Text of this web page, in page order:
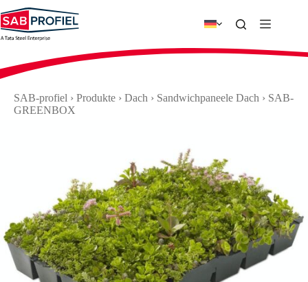
Inhalt
springen
SAB-profiel › Produkte › Dach › Sandwichpaneele Dach › SAB-
GREENBOX